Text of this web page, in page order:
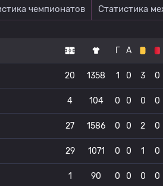
чемпионатов Статистика
Г А
20 1358 1 0 3 0
4 104 0 0 0 0
27 1586 0 0 2 0
29 1071 0 0 1 0
1 90 0 0 0 0